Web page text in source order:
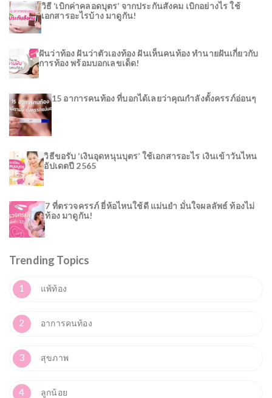
วิธี ‘เบิกค่าคลอดบุตร’ จากประกันสังคม เบิกอย่างไร ใช้
เอกสารอะไรบ้าง มาดูกัน!
ฝันว่าท้อง ฝันว่าตัวเองท้อง ฝันเห็นคนท้อง ทำนายฝันเกี่ยวกับ
การท้อง พร้อมบอกเลขเด็ด!
15 อาการคนท้อง ที่บอกได้เลยว่าคุณกำลังตั้งครรภ์อ่อนๆ
วิธีขอรับ ‘เงินอุดหนุนบุตร’ ใช้เอกสารอะไร เงินเข้าวันไหน
อัปเดตปี 2565
7 ที่ตรวจครรภ์ ยี่ห้อไหนใช้ดี แม่นยำ มั่นใจผลลัพธ์ ท้องไม่
ท้อง มาดูกัน!
Trending Topics
1 แพ้ท้อง
2 อาการคนท้อง
3 สุขภาพ
4 ลูกน้อย